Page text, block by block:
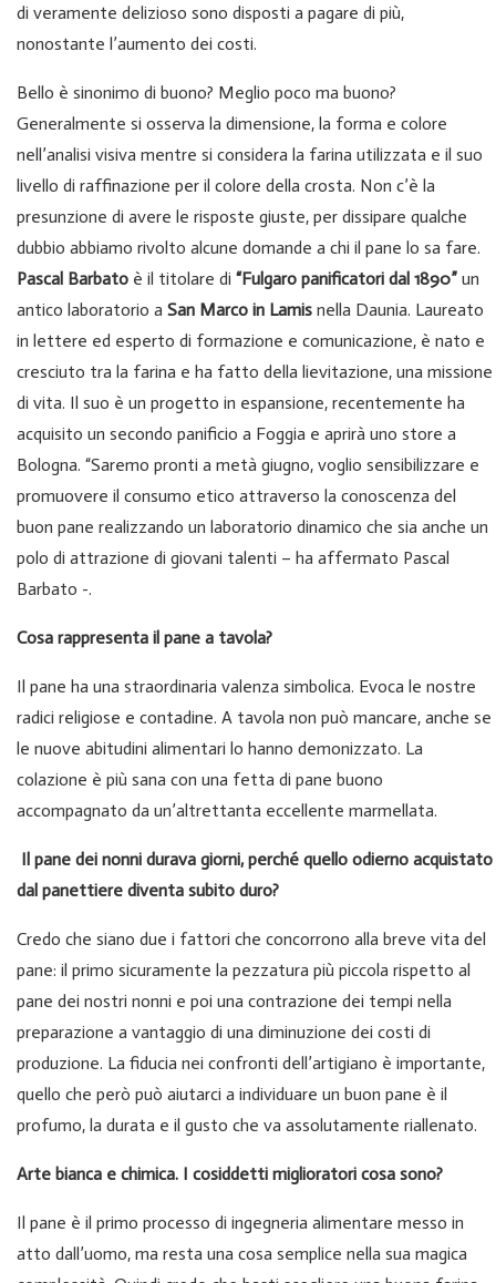
di veramente delizioso sono disposti a pagare di più,
nonostante l’aumento dei costi.
Bello è sinonimo di buono? Meglio poco ma buono?
Generalmente si osserva la dimensione, la forma e colore
nell’analisi visiva mentre si considera la farina utilizzata e il suo
livello di raffinazione per il colore della crosta. Non c’è la
presunzione di avere le risposte giuste, per dissipare qualche
dubbio abbiamo rivolto alcune domande a chi il pane lo sa fare.
Pascal Barbato è il titolare di “Fulgaro panificatori dal 1890” un
antico laboratorio a San Marco in Lamis nella Daunia. Laureato
in lettere ed esperto di formazione e comunicazione, è nato e
cresciuto tra la farina e ha fatto della lievitazione, una missione
di vita. Il suo è un progetto in espansione, recentemente ha
acquisito un secondo panificio a Foggia e aprirà uno store a
Bologna. “Saremo pronti a metà giugno, voglio sensibilizzare e
promuovere il consumo etico attraverso la conoscenza del
buon pane realizzando un laboratorio dinamico che sia anche un
polo di attrazione di giovani talenti – ha affermato Pascal
Barbato -.
Cosa rappresenta il pane a tavola?
Il pane ha una straordinaria valenza simbolica. Evoca le nostre
radici religiose e contadine. A tavola non può mancare, anche se
le nuove abitudini alimentari lo hanno demonizzato. La
colazione è più sana con una fetta di pane buono
accompagnato da un’altrettanta eccellente marmellata.
Il pane dei nonni durava giorni, perché quello odierno acquistato
dal panettiere diventa subito duro?
Credo che siano due i fattori che concorrono alla breve vita del
pane: il primo sicuramente la pezzatura più piccola rispetto al
pane dei nostri nonni e poi una contrazione dei tempi nella
preparazione a vantaggio di una diminuzione dei costi di
produzione. La fiducia nei confronti dell’artigiano è importante,
quello che però può aiutarci a individuare un buon pane è il
profumo, la durata e il gusto che va assolutamente riallenato.
Arte bianca e chimica. I cosiddetti miglioratori cosa sono?
Il pane è il primo processo di ingegneria alimentare messo in
atto dall’uomo, ma resta una cosa semplice nella sua magica